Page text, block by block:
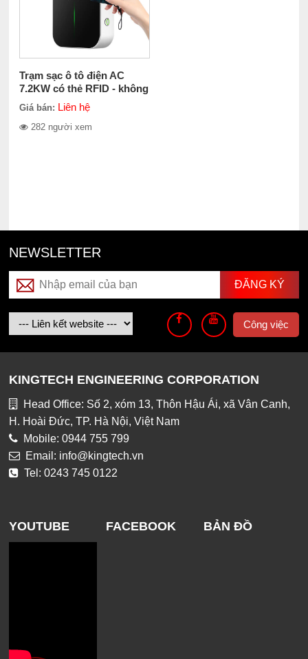
Trạm sạc ô tô điện AC
7.2KW có thẻ RFID - không
thanh toán
Giá bán: Liên hệ
282 người xem
NEWSLETTER
Công việc
KINGTECH ENGINEERING CORPORATION
Head Office: Số 2, xóm 13, Thôn Hậu Ái, xã Vân Canh,
H. Hoài Đức, TP. Hà Nội, Việt Nam
Mobile: 0944 755 799
Email: info@kingtech.vn
Tel: 0243 745 0122
YOUTUBE FACEBOOK BẢN ĐỒ